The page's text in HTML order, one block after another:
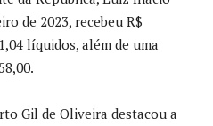
de 2023, recebeu R$
líquidos, além de uma
Gil de Oliveira destacou a